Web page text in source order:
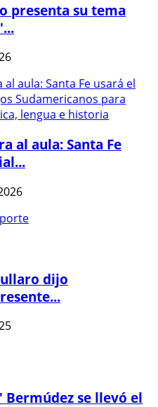
presenta su tema
al aula: Santa Fe
dijo
Bermúdez se llevó el